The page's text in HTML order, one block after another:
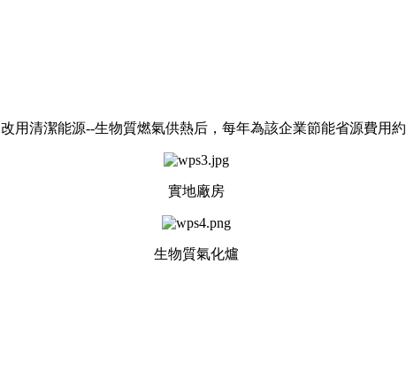
改用清潔能源--生物質燃氣供熱后 ，每年為該企業節能省源費用約
實地廠房
生物質氣化爐